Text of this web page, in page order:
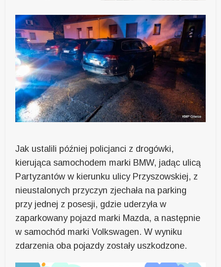
Jak ustalili później policjanci z drogówki,
kierująca samochodem marki BMW, jadąc ulicą
Partyzantów w kierunku ulicy Przyszowskiej, z
nieustalonych przyczyn zjechała na parking
przy jednej z posesji, gdzie uderzyła w
zaparkowany pojazd marki Mazda, a następnie
w samochód marki Volkswagen. W wyniku
zdarzenia oba pojazdy zostały uszkodzone.